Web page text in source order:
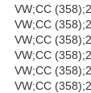
VW;CC
VW;CC
VW;CC
VW;CC
VW;CC
VW;CC